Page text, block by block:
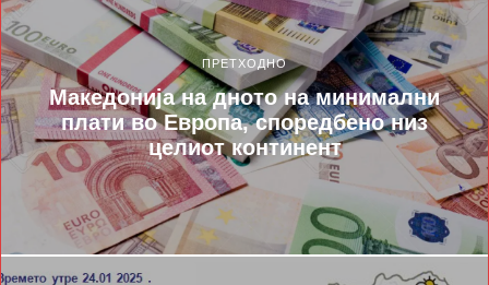
ПРЕТХОДНО
Македонија на дното на минимални
плати во Европа, споредбено низ
целиот континент